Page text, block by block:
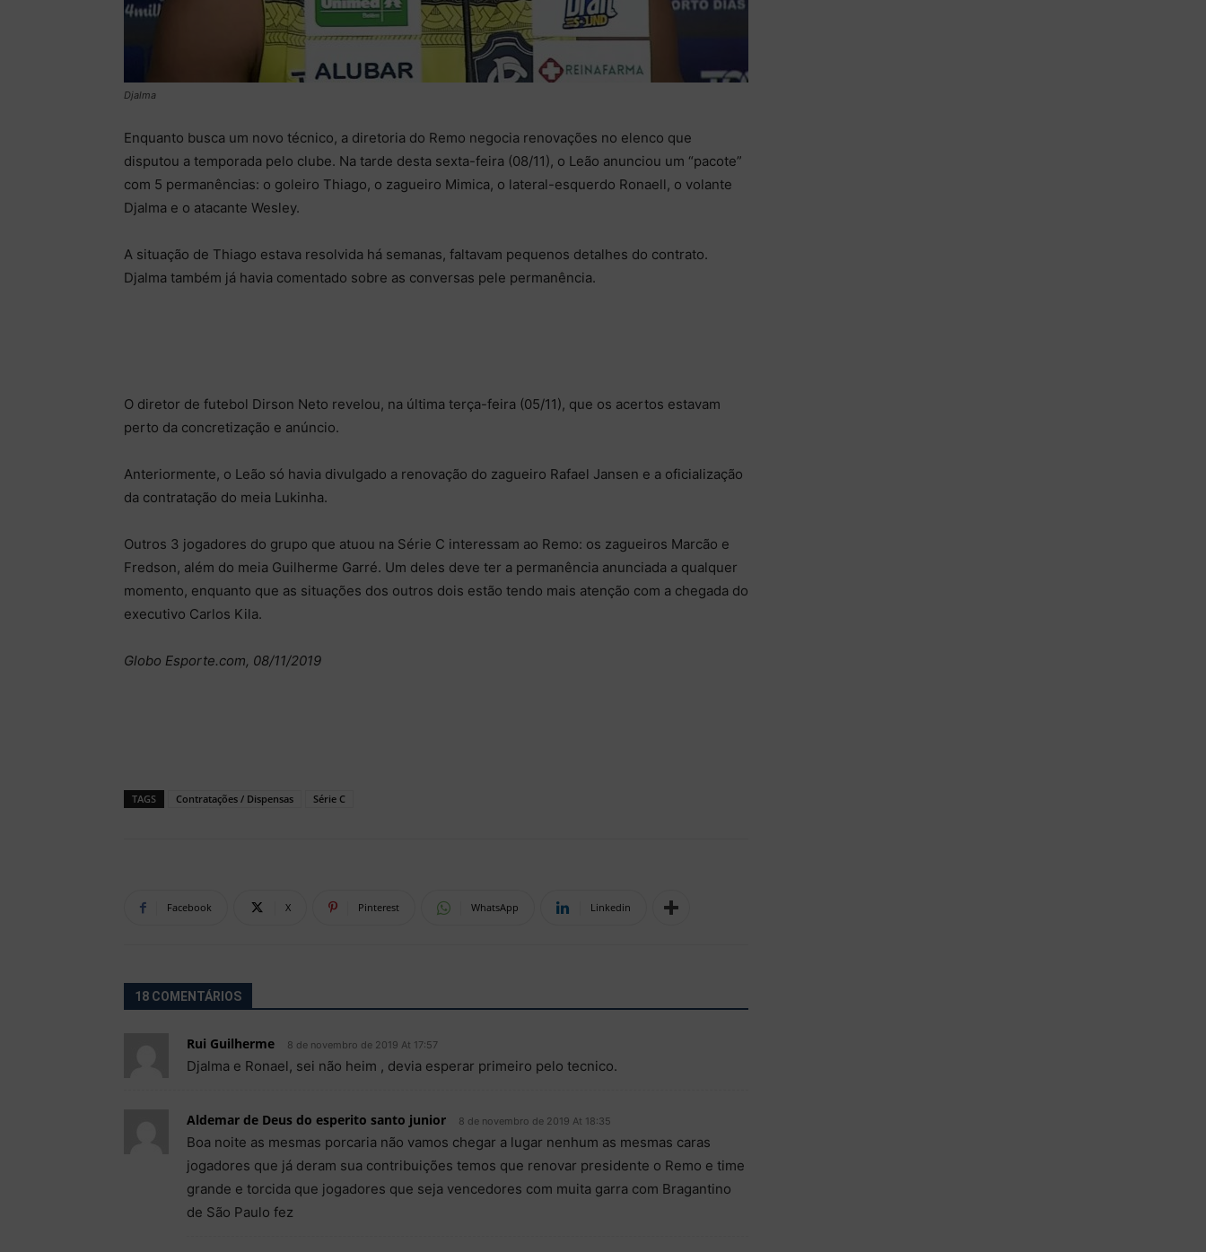
Djalma
Enquanto busca um novo técnico, a diretoria do Remo negocia renovações no elenco que
disputou a temporada pelo clube. Na tarde desta sexta-feira (08/11), o Leão anunciou um “pacote”
com 5 permanências: o goleiro Thiago, o zagueiro Mimica, o lateral-esquerdo Ronaell, o volante
Djalma e o atacante Wesley.
A situação de Thiago estava resolvida há semanas, faltavam pequenos detalhes do contrato.
Djalma também já havia comentado sobre as conversas pele permanência.
O diretor de futebol Dirson Neto revelou, na última terça-feira (05/11), que os acertos estavam
perto da concretização e anúncio.
Anteriormente, o Leão só havia divulgado a renovação do zagueiro Rafael Jansen e a oficialização
da contratação do meia Lukinha.
Outros 3 jogadores do grupo que atuou na Série C interessam ao Remo: os zagueiros Marcão e
Fredson, além do meia Guilherme Garré. Um deles deve ter a permanência anunciada a qualquer
momento, enquanto que as situações dos outros dois estão tendo mais atenção com a chegada do
executivo Carlos Kila.
Globo Esporte.com, 08/11/2019
TAGS Contratações / Dispensas Série C
Facebook X Pinterest WhatsApp Linkedin
18 COMENTÁRIOS
Rui Guilherme 8 de novembro de 2019 At 17:57
Djalma e Ronael, sei não heim , devia esperar primeiro pelo tecnico.
Aldemar de Deus do esperito santo junior 8 de novembro de 2019 At 18:35
Boa noite as mesmas porcaria não vamos chegar a lugar nenhum as mesmas caras
jogadores que já deram sua contribuições temos que renovar presidente o Remo e time
grande e torcida que jogadores que seja vencedores com muita garra com Bragantino
de São Paulo fez